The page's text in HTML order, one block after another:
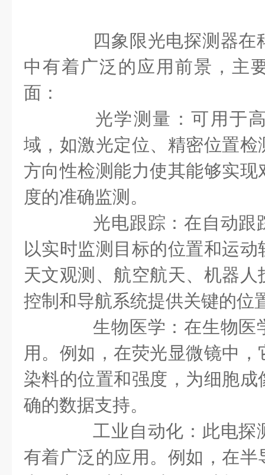
四象限光电探测器在
中有着广泛的应用前景，主
面：
光学测量：可用于高
域，如激光定位、精密位置
方向性检测能力使其能够实
度的准确监测。
光电跟踪：在自动跟
以实时监测目标的位置和运
天文观测、航空航天、机器
控制和导航系统提供关键的位
生物医学：在生物医
用。例如，在荧光显微镜中
染料的位置和强度，为细胞
确的数据支持。
工业自动化：此电探
有着广泛的应用。例如，在